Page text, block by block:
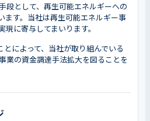
段として、再生可能エネルギーへの
ます。当社は再生可能エネルギー事
現に寄与してまいります。
とによって、当社が取り組んでいる
業の資金調達手法拡大を図ることを